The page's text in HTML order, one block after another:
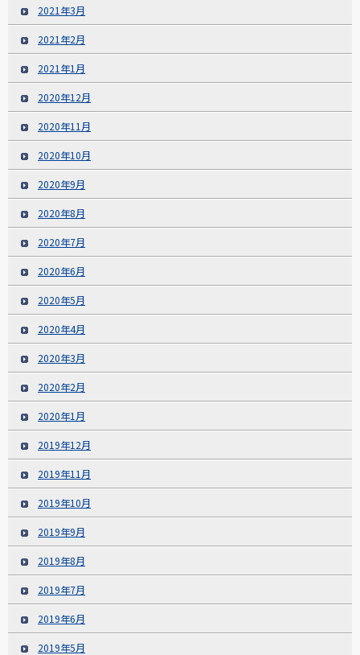
2021年3月
2021年2月
2021年1月
2020年12月
2020年11月
2020年10月
2020年9月
2020年8月
2020年7月
2020年6月
2020年5月
2020年4月
2020年3月
2020年2月
2020年1月
2019年12月
2019年11月
2019年10月
2019年9月
2019年8月
2019年7月
2019年6月
2019年5月